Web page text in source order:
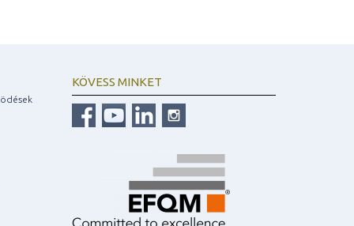
KÖVESS MINKET